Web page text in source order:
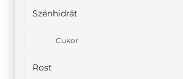
Szénhidrát
Cukor
Rost